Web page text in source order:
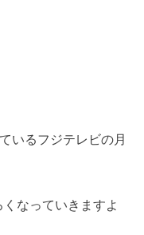
いるフジテレビの月
なっていきますよ